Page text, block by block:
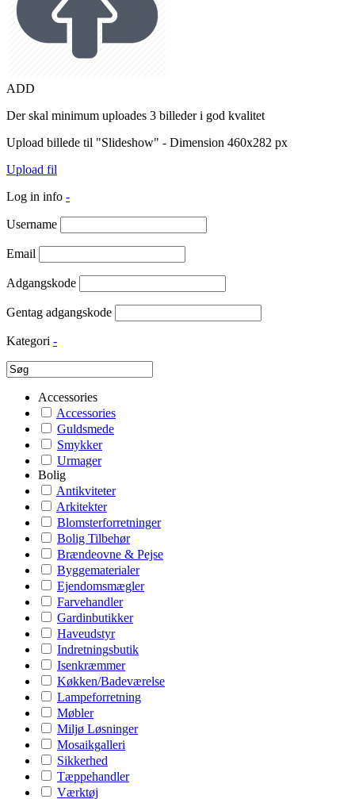
ADD
Der skal minimum uploades 3 billeder i god kvalitet
Upload billede til "Slideshow" - Dimension 460x282 px
Upload fil
Log in info -
Username
Email
Adgangskode
Gentag adgangskode
Kategori -
Accessories
Accessories
Guldsmede
Smykker
Urmager
Bolig
Antikviteter
Arkitekter
Blomsterforretninger
Bolig Tilbehør
Brændeovne & Pejse
Byggematerialer
Ejendomsmægler
Farvehandler
Gardinbutikker
Haveudstyr
Indretningsbutik
Isenkræmmer
Køkken/Badeværelse
Lampeforretning
Møbler
Miljø Løsninger
Mosaikgalleri
Sikkerhed
Tæppehandler
Værktøj